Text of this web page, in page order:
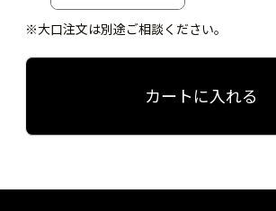
※大口注文は別途ご相談ください。
カートに入れる